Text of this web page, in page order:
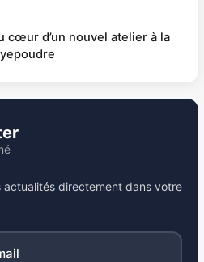
cœur d’un nouvel atelier à la
actualités directement dans votre